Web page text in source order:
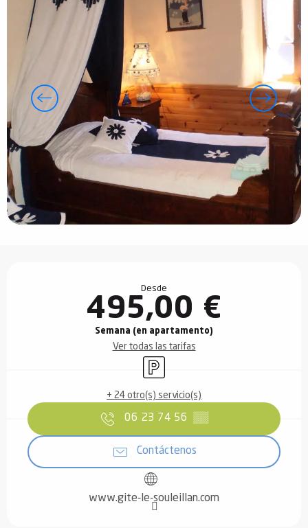
Desde
495,00 €
Semana (en apartamento)
Ver todas las tarifas
Aparcamiento
+ 24 otro(s) servicio(s)
06 23 74 56 ▒▒
Contáctenos
www.gite-le-souleillan.com